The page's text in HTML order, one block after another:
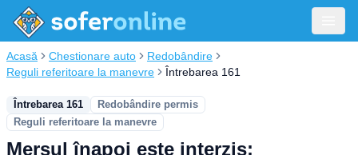
Acasă Chestionare auto
Redobândire
Reguli referitoare la manevre
Întrebarea 161
Întrebarea 161
Redobândire permis
Reguli referitoare la manevre
Mersul înapoi este interzis: